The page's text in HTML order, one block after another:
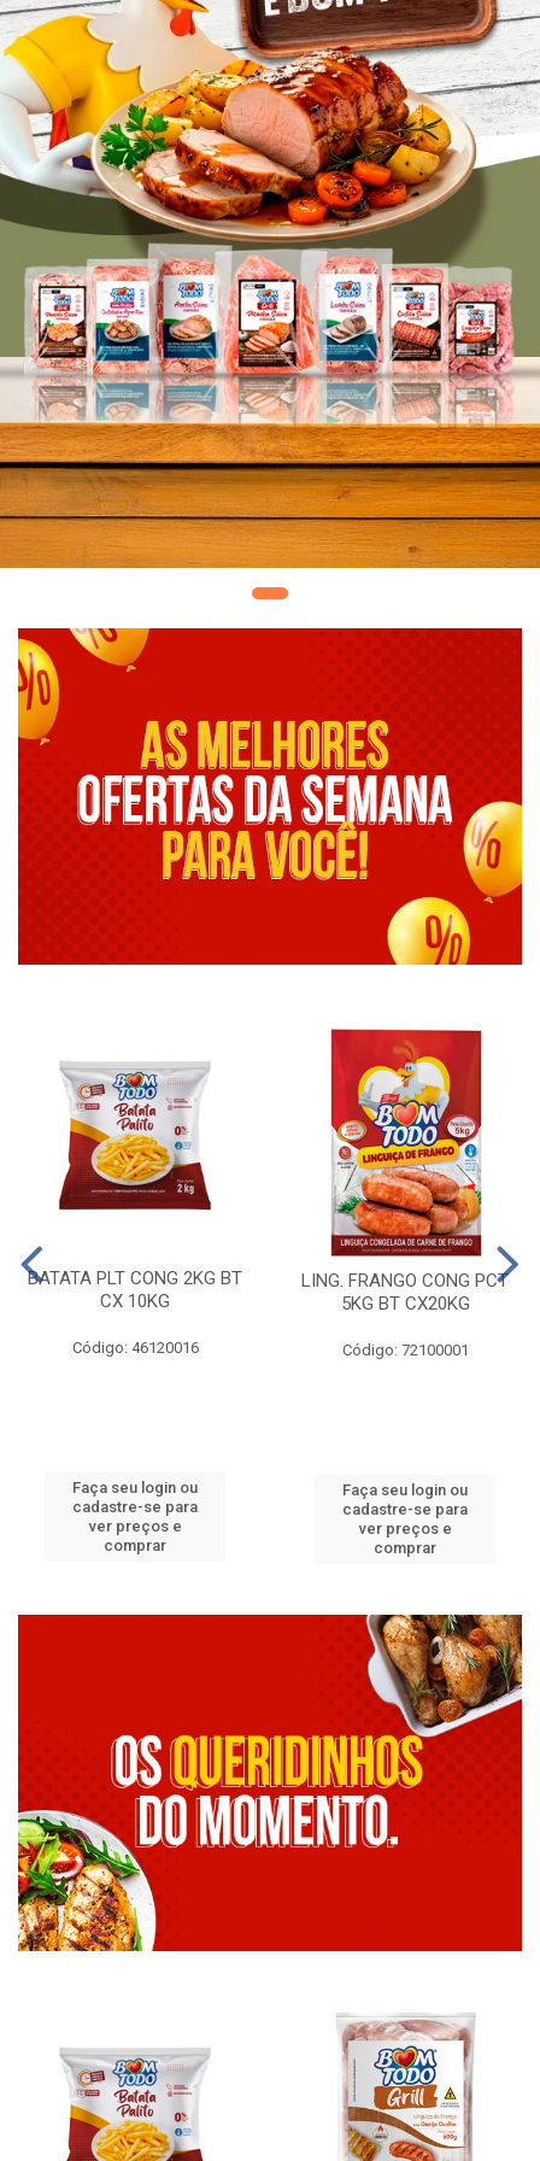
BATATA PLT CONG 2KG BT
CX 10KG
Código: 46120016
Faça seu login ou
cadastre-se para
ver preços e
comprar
LING. FRANGO CONG PCT
5KG BT CX20KG
Código: 72100001
Faça seu login ou
cadastre-se para
ver preços e
comprar